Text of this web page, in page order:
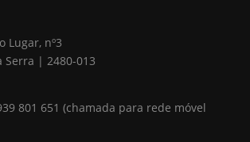
Lugar, nº3
Serra | 2480-013
801 651 (chamada para rede móvel